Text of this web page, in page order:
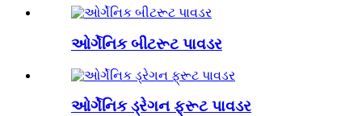
ઓર્ગેનિક બીટરૂટ પાવડર
ઓર્ગેનિક ડ્રેગન ફ્રૂટ પાવડર